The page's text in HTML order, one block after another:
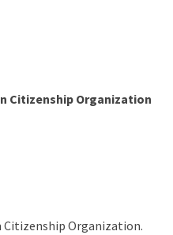
Citizenship Organization
Citizenship Organization.